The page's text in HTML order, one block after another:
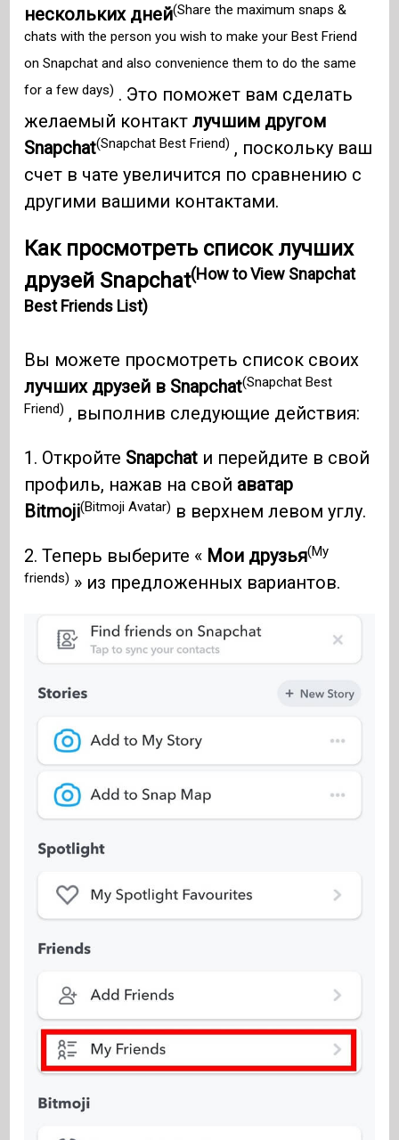
нескольких дней(Share the maximum snaps &
chats with the person you wish to make your Best Friend
on Snapchat and also convenience them to do the same
for a few days) . Это поможет вам сделать
желаемый контактлучшим другом
Snapchat(Snapchat Best Friend) , поскольку ваш
счет в чате увеличится по сравнению с
другими вашими контактами.
Как просмотреть список лучших
друзей Snapchat(How to View Snapchat
Best Friends List)
Вы можете просмотреть список своих
лучших друзей в Snapchat(Snapchat Best
Friend) , выполнив следующие действия:
1. Откройте Snapchat и перейдите в свой
профиль, нажав на свой аватар
Bitmoji(Bitmoji Avatar) в верхнем левом углу.
2. Теперь выберите « Мои друзья(My
friends) » из предложенных вариантов.